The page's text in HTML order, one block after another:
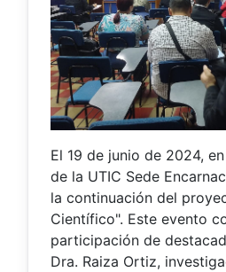
El 19 de junio de 2024,
de la UTIC Sede
la continuación del
Científico". Este evento
participación de
Dra. Raiza Ortiz,